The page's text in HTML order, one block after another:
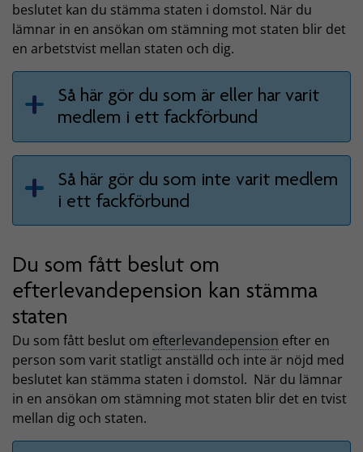
beslutet kan du stämma staten i domstol. När du
lämnar in en ansökan om stämning mot staten blir det
en arbetstvist mellan staten och dig.
Så här gör du som är eller har varit
medlem i ett fackförbund
Så här gör du som inte varit medlem
i ett fackförbund
Du som fått beslut om
efterlevandepension kan stämma
staten
Du som fått beslut om efterlevandepension efter en
person som varit statligt anställd och inte är nöjd med
beslutet kan stämma staten i domstol. När du lämnar
in en ansökan om stämning mot staten blir det en tvist
mellan dig och staten.